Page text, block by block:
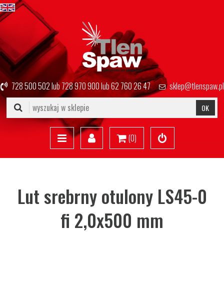
728 500 502lub728 970 900lub62 760 26 47 sklep@tlenspaw.pl
OK
(0)
Lut srebrny otulony LS45-0
fi 2,0x500 mm